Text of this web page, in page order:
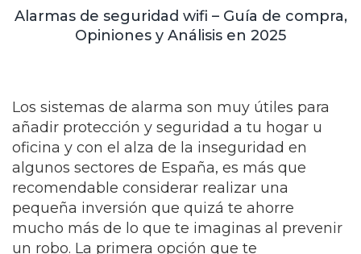
Alarmas de seguridad wifi – Guía de compra,
Opiniones y Análisis en 2025
Los sistemas de alarma son muy útiles para
añadir protección y seguridad a tu hogar u
oficina y con el alza de la inseguridad en
algunos sectores de España, es más que
recomendable considerar realizar una
pequeña inversión que quizá te ahorre
mucho más de lo que te imaginas al prevenir
un robo. La primera opción que te